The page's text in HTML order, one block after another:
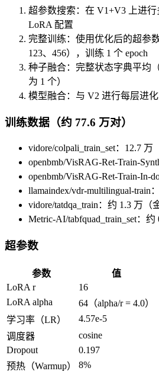
超参数搜索：在 V1+V3 上进
LoRA 配置
完整训练：使用优化后的超参
123、456），训练 1 个 epoch
种子融合：完整状态字典平均
为 1 个）
模型融合：与 V2 进行每层进
训练数据（约 77.6 万对）
vidore/colpali_train_set：12.7 万
openbmb/VisRAG-Ret-Train-
openbmb/VisRAG-Ret-Train-In-
llamaindex/vdr-multilingual-train
vidore/tatdqa_train：约 1.3 万（
Metric-AI/tabfquad_train_set：约
超参数
参数
值
LoRA r
16
LoRA alpha
64（alpha/r = 4.0）
学习率（LR）
4.57e-5
调度器
cosine
Dropout
0.197
预热（Warmup）
8%